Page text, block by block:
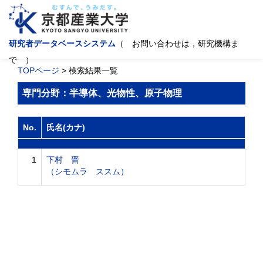
研究者データベースシステム （ お問い合わせは，研究機構ま
で ）
TOPページ > 検索結果一覧
専門分野：半導体、光物性、原子物理
No. 氏名(カナ)
1
下村 晋
（シモムラ ススム）